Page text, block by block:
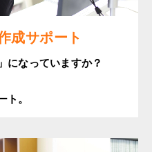
成サポート
になっていますか？
。